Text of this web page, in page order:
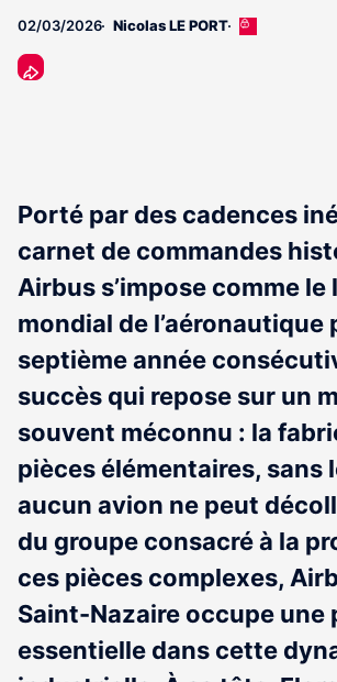
02/03/2026 Nicolas LE PORT
Cet
Porté par des cadences
carnet de commandes
Airbus s’impose comme le
mondial de l’aéronautique
septième année
succès qui repose sur un
souvent méconnu : la
pièces élémentaires, sans
aucun avion ne peut
du groupe consacré à la
ces pièces complexes,
Saint-Nazaire occupe une
essentielle dans cette